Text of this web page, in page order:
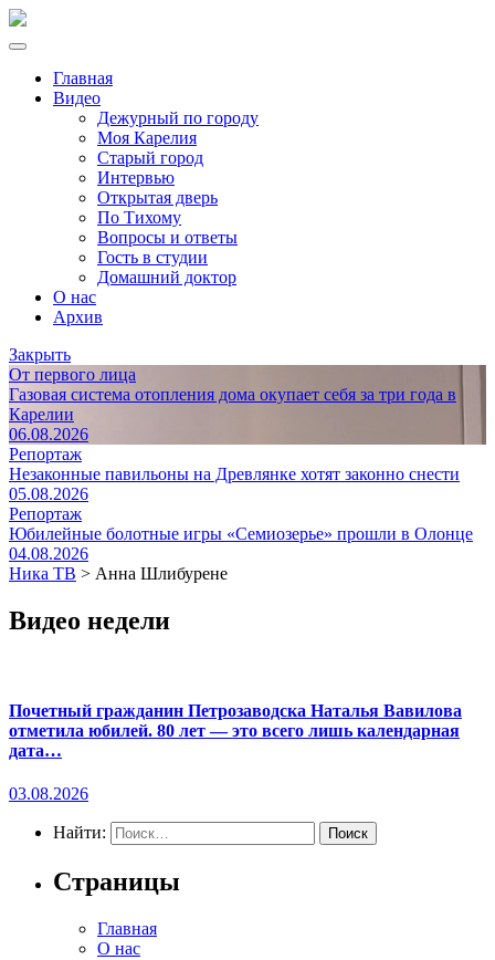
Главная
Видео
Дежурный по городу
Моя Карелия
Старый город
Интервью
Открытая дверь
По Тихому
Вопросы и ответы
Гость в студии
Домашний доктор
О нас
Архив
Закрыть
От первого лица
Газовая система отопления дома окупает себя за три года в
Карелии
06.08.2026
Репортаж
Незаконные павильоны на Древлянке хотят законно снести
05.08.2026
Репортаж
Юбилейные болотные игры «Семиозерье» прошли в Олонце
04.08.2026
Ника ТВ > Анна Шлибурене
Видео недели
Почетный гражданин Петрозаводска Наталья Вавилова
отметила юбилей. 80 лет — это всего лишь календарная
дата…
03.08.2026
Найти:
Страницы
Главная
О нас